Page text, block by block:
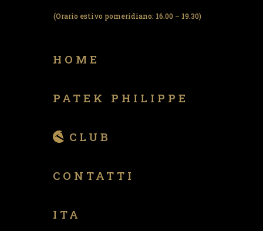
(Orario estivo pomeridiano: 16.00 – 19.30)
HOME
PATEK PHILIPPE
CLUB
CONTATTI
ITA